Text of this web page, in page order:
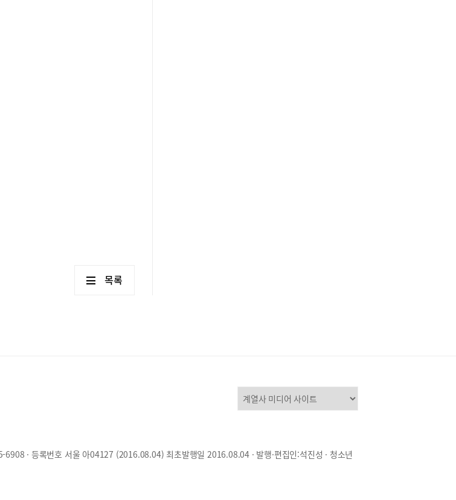
목록
· 등록번호 서울 아04127 (2016.08.04) 최초발행일 2016.08.04 · 발행·편집인:석진성 · 청소년